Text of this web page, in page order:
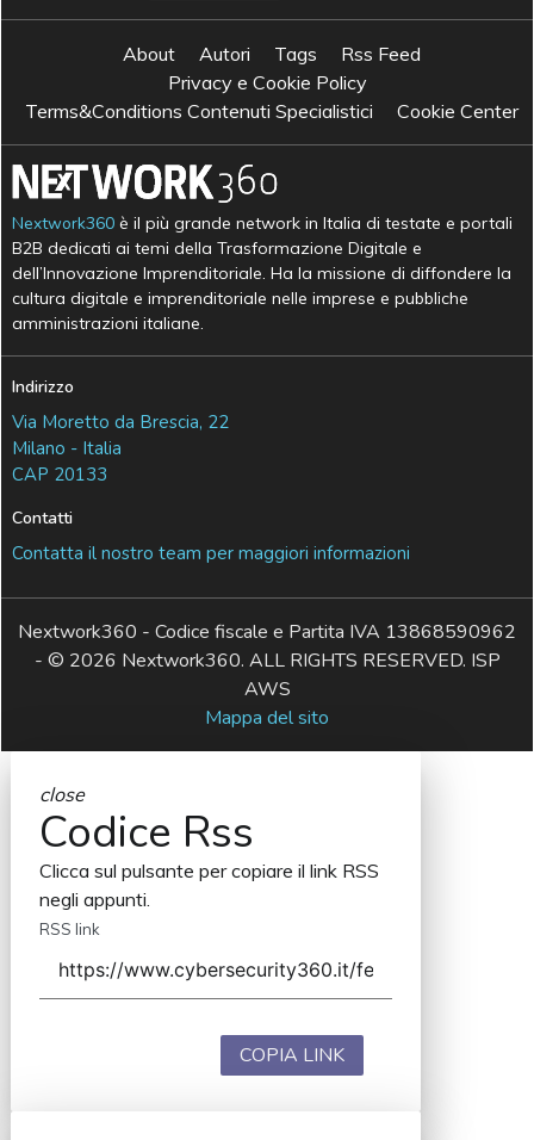
About Autori Tags
Rss Feed
Privacy e Cookie Policy
Terms&Conditions Contenuti Specialistici
Cookie Center
Nextwork360 è il più grande network in Italia di testate e portali
B2B dedicati ai temi della Trasformazione Digitale e
dell’Innovazione Imprenditoriale. Ha la missione di diffondere la
cultura digitale e imprenditoriale nelle imprese e pubbliche
amministrazioni italiane.
Indirizzo
Via Moretto da Brescia, 22
Milano - Italia
CAP 20133
Contatti
Contatta il nostro team per maggiori informazioni
Nextwork360 - Codice fiscale e Partita IVA 13868590962
- © 2026 Nextwork360. ALL RIGHTS RESERVED. ISP
AWS
Mappa del sito
close
Codice Rss
Clicca sul pulsante per copiare il link RSS
negli appunti.
RSS link
COPIA LINK